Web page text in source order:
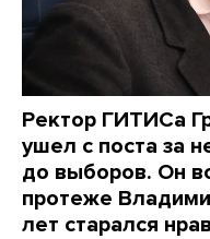
Ректор ГИТИСа
ушел с поста за
до выборов. Он
протеже
лет старался